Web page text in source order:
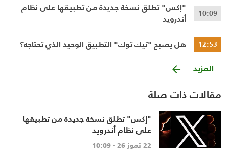
10:09
"إكس" تطلق نسخة جديدة من تطبيقها على نظام
أندرويد
12:53
هل يصبح "تيك توك" التطبيق الوحيد الذي تحتاجه؟
المزيد
مقالات ذات صلة
"إكس" تطلق نسخة جديدة من تطبيقها
على نظام أندرويد
22 تموز 26 - 10:09